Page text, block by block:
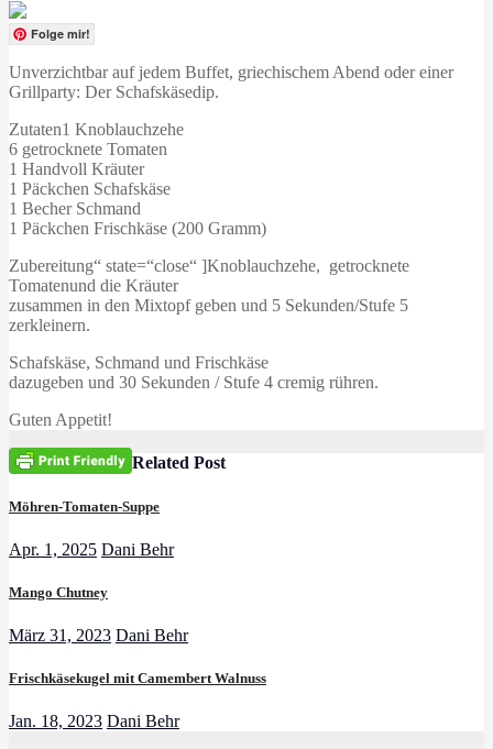
Folge mir!
Unverzichtbar auf jedem Buffet, griechischem Abend oder einer
Grillparty: Der Schafskäsedip.
Zutaten1 Knoblauchzehe
6 getrocknete Tomaten
1 Handvoll Kräuter
1 Päckchen Schafskäse
1 Becher Schmand
1 Päckchen Frischkäse (200 Gramm)
Zubereitung“ state=“close“ ]Knoblauchzehe, getrocknete
Tomatenund die Kräuter
zusammen in den Mixtopf geben und 5 Sekunden/Stufe 5
zerkleinern.
Schafskäse, Schmand und Frischkäse
dazugeben und 30 Sekunden / Stufe 4 cremig rühren.
Guten Appetit!
Related Post
Möhren-Tomaten-Suppe
Apr. 1, 2025 Dani Behr
Mango Chutney
März 31, 2023 Dani Behr
Frischkäsekugel mit Camembert Walnuss
Jan. 18, 2023 Dani Behr